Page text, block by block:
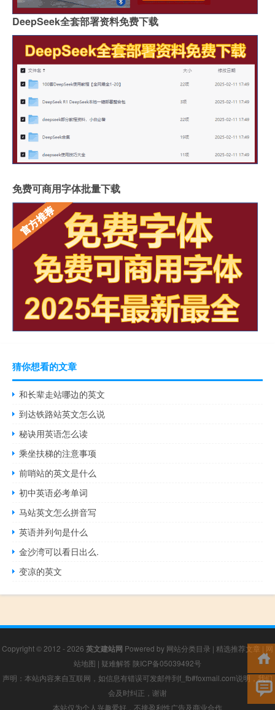
DeepSeek全套部署资料免费下载
免费可商用字体批量下载
猜你想看的文章
和长辈走站哪边的英文
到达铁路站英文怎么说
秘诀用英语怎么读
乘坐扶梯的注意事项
前哨站的英文是什么
初中英语必考单词
马站英文怎么拼音写
英语并列句是什么
金沙湾可以看日出么.
变凉的英文
Copyright © 2012 - 2026 英文建站网 Powered by 网站分类目录 | 精选推荐文章 | 网
站地图 | 疑难解答 陕ICP备05039492号
声明：本站内容来自互联网，如信息有错误可发邮件到f_fb#foxmail.com说明，我们
会及时纠正，谢谢
本站仅为个人兴趣爱好，不接盈利性广告及商业合作